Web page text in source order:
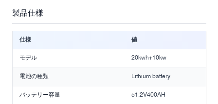
製品仕様
仕様 値
モデル 20kwh+10kw
電池の種類 Lithium battery
バッテリー容量 51.2V400AH